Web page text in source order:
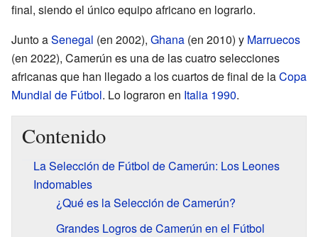
final, siendo el único equipo africano en lograrlo.
Junto aSenegal (en 2002), Ghana (en 2010) y Marruecos
(en 2022), Camerún es una de las cuatro selecciones
africanas que han llegado a los cuartos de final de laCopa
Mundial de Fútbol. Lo lograron en Italia 1990.
Contenido
La Selección de Fútbol de Camerún: Los Leones
Indomables
¿Qué es la Selección de Camerún?
Grandes Logros de Camerún en el Fútbol